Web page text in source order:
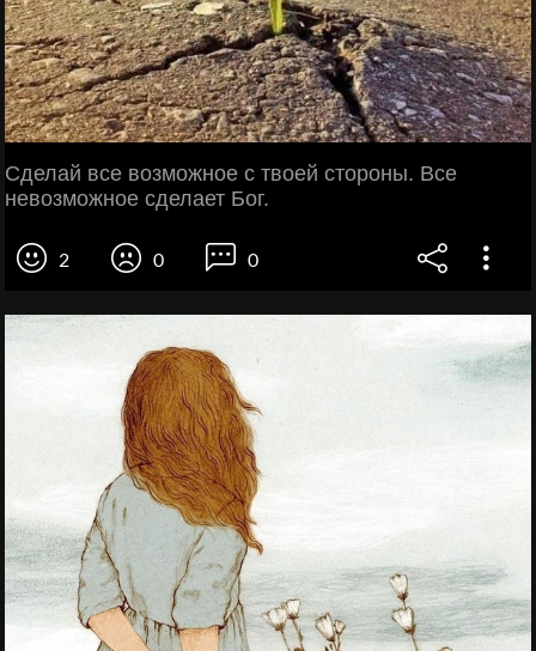
Сделай все возможное с твоей стороны. Все
невозможное сделает Бог.
2 0 0